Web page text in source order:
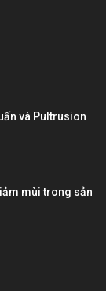
và Pultrusion
mùi trong sản